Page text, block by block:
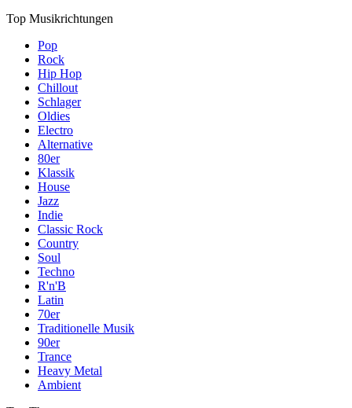
Top Musikrichtungen
Pop
Rock
Hip Hop
Chillout
Schlager
Oldies
Electro
Alternative
80er
Klassik
House
Jazz
Indie
Classic Rock
Country
Soul
Techno
R'n'B
Latin
70er
Traditionelle Musik
90er
Trance
Heavy Metal
Ambient